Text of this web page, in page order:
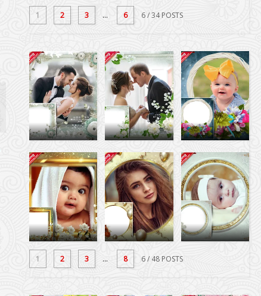
1 2 3 ... 6 6/ 34 POSTS
1 2 3 ... 8 6/ 48 POSTS